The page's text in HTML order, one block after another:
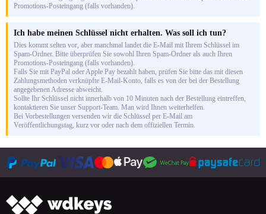
Promotions-Posteingang (falls vorhanden).
Ich habe meinen Schlüssel nicht erhalten. Was soll ich tun?
Dies kommt selten vor, aber manchmal landet die E-Mail mit Ihrem Schlüssel im
Spam-Ordner. Bitte überprüfen Sie sowohl Ihren Spam-Ordner als auch Ihren
Promotions-Posteingang (falls vorhanden).
Falls Sie mit PayPal oder Apple Pay bezahlt haben, prüfen Sie bitte das mit diesen
Zahlungsmethoden verknüpfte E-Mail-Konto, falls es von der bei der Bestellung
angegebenen Adresse abweicht.
Sollte Ihr Schlüssel nicht innerhalb von 10 Minuten nach der Bestellung eintreffen,
kontaktieren Sie unser Support-Team. Man wird Ihnen weiterhelfen.
Bei Vorbestellungen versenden wir die Schlüssel per E-Mail am
Veröffentlichungstag, kurz vor oder nach dem offiziellen Termin.